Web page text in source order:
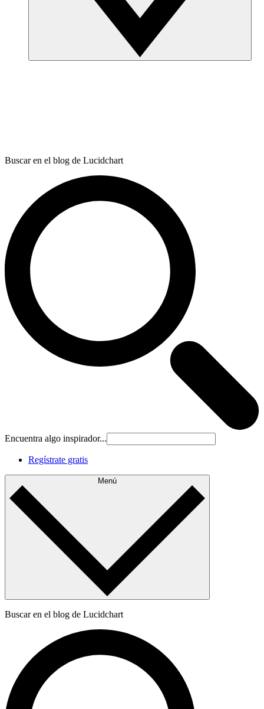
Buscar en el blog de Lucidchart
Encuentra algo inspirador...
Regístrate gratis
Menú
Buscar en el blog de Lucidchart